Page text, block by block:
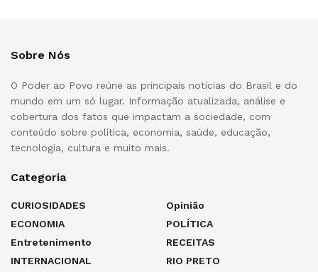
Sobre Nós
O Poder ao Povo reúne as principais notícias do Brasil e do
mundo em um só lugar. Informação atualizada, análise e
cobertura dos fatos que impactam a sociedade, com
conteúdo sobre política, economia, saúde, educação,
tecnologia, cultura e muito mais.
Categoria
CURIOSIDADES
ECONOMIA
Entretenimento
INTERNACIONAL
Opinião
POLÍTICA
RECEITAS
RIO PRETO